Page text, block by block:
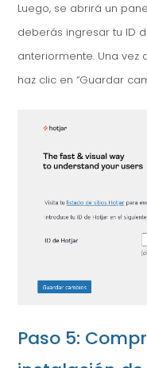
Luego, se abrirá un
deberás ingresar tu ID
anteriormente. Una vez
haz clic en “Guardar
Paso 5: